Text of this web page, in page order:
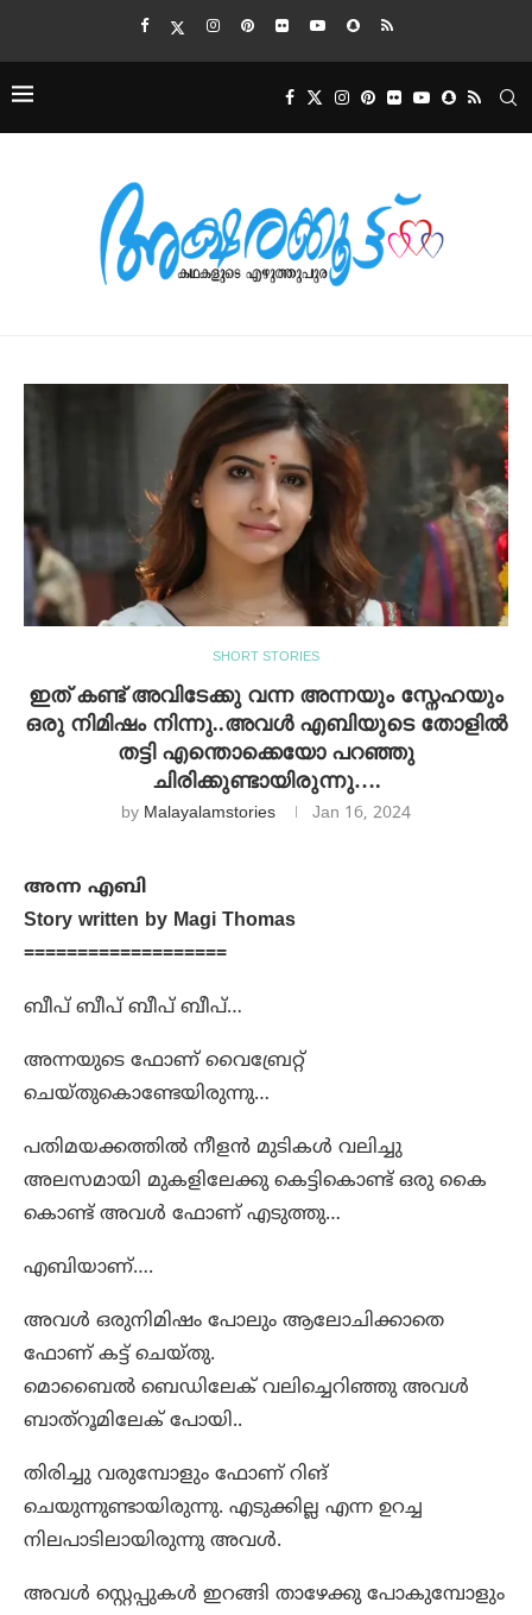
SHORT STORIES
ഇത് കണ്ട് അവിടേക്കു വന്ന അന്നയും സ്നേഹയും
ഒരു നിമിഷം നിന്നു..അവൾ എബിയുടെ തോളിൽ
തട്ടി എന്തൊക്കെയോ പറഞ്ഞു
ചിരിക്കുണ്ടായിരുന്നു….
by Malayalamstories Jan 16, 2024
അന്ന എബി
Story written by Magi Thomas
===================
ബീപ് ബീപ് ബീപ് ബീപ്…
അന്നയുടെ ഫോണ് വൈബ്രേറ്റ്
ചെയ്തുകൊണ്ടേയിരുന്നു…
പതിമയക്കത്തിൽ നീളൻ മുടികൾ വലിച്ചു
അലസമായി മുകളിലേക്കു കെട്ടികൊണ്ട് ഒരു കൈ
കൊണ്ട് അവൾ ഫോണ് എടുത്തു…
എബിയാണ്….
അവൾ ഒരുനിമിഷം പോലും ആലോചിക്കാതെ
ഫോണ് കട്ട്‌ ചെയ്തു.
മൊബൈൽ ബെഡിലേക് വലിച്ചെറിഞ്ഞു അവൾ
ബാത്‌റൂമിലേക് പോയി..
തിരിച്ചു വരുമ്പോളും ഫോണ് റിങ്
ചെയുന്നുണ്ടായിരുന്നു. എടുക്കില്ല എന്ന ഉറച്ച
നിലപാടിലായിരുന്നു അവൾ.
അവൾ സ്റ്റെപ്പുകൾ ഇറങ്ങി താഴേക്കു പോകുമ്പോളും